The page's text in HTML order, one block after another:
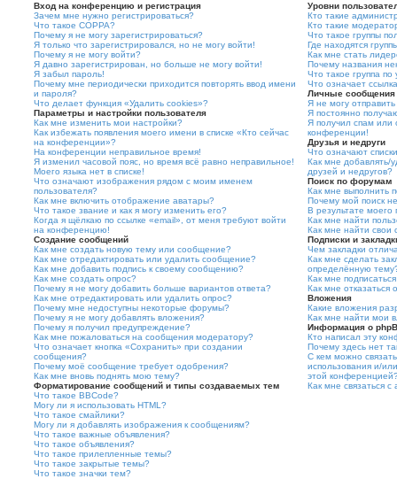
Вход на конференцию и регистрация
Зачем мне нужно регистрироваться?
Что такое COPPA?
Почему я не могу зарегистрироваться?
Я только что зарегистрировался, но не могу войти!
Почему я не могу войти?
Я давно зарегистрирован, но больше не могу войти!
Я забыл пароль!
Почему мне периодически приходится повторять ввод имени
и пароля?
Что делает функция «Удалить cookies»?
Параметры и настройки пользователя
Как мне изменить мои настройки?
Как избежать появления моего имени в списке «Кто сейчас
на конференции»?
На конференции неправильное время!
Я изменил часовой пояс, но время всё равно неправильное!
Моего языка нет в списке!
Что означают изображения рядом с моим именем
пользователя?
Как мне включить отображение аватары?
Что такое звание и как я могу изменить его?
Когда я щёлкаю по ссылке «email», от меня требуют войти
на конференцию!
Создание сообщений
Как мне создать новую тему или сообщение?
Как мне отредактировать или удалить сообщение?
Как мне добавить подпись к своему сообщению?
Как мне создать опрос?
Почему я не могу добавить больше вариантов ответа?
Как мне отредактировать или удалить опрос?
Почему мне недоступны некоторые форумы?
Почему я не могу добавлять вложения?
Почему я получил предупреждение?
Как мне пожаловаться на сообщения модератору?
Что означает кнопка «Сохранить» при создании
сообщения?
Почему моё сообщение требует одобрения?
Как мне вновь поднять мою тему?
Форматирование сообщений и типы создаваемых тем
Что такое BBCode?
Могу ли я использовать HTML?
Что такое смайлики?
Могу ли я добавлять изображения к сообщениям?
Что такое важные объявления?
Что такое объявления?
Что такое прилепленные темы?
Что такое закрытые темы?
Что такое значки тем?
Уровни
Кто такие
Кто такие
Что такое группы
Где находятся
Как мне стать
Почему названия
Что такое группа
Что означает
Личные сообщения
Я не могу
Я постоянно
Я получил спам или
конференции!
Друзья и недруги
Что означают
Как мне добавлять/
друзей и недругов?
Поиск по форумам
Как мне выполнить
Почему мой поиск
В результате моего
Как мне найти
Как мне найти
Подписки и
Чем закладки
Как мне сделать
определённую
Как мне
Как мне отказаться
Вложения
Какие вложения
Как мне найти мои
Информация о
Кто написал эту
Почему здесь нет
С кем можно
использования и/
этой
Как мне связаться